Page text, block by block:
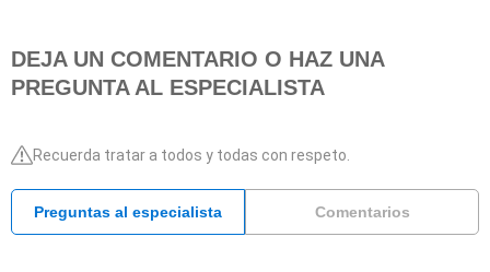
DEJA UN COMENTARIO O HAZ UNA
PREGUNTA AL ESPECIALISTA
Recuerda tratar a todos y todas con respeto.
Preguntas al especialista Comentarios